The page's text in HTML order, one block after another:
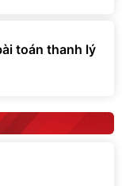
toán thanh lý